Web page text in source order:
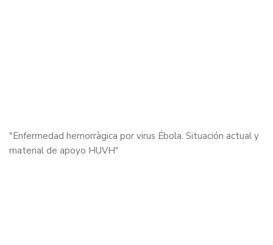
"Enfermedad hemorràgica por virus Ébola. Situación actual y
material de apoyo HUVH"